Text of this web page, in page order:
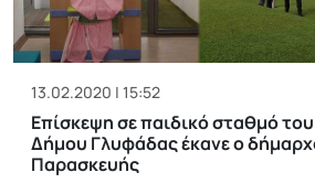
13.02.2020 | 15:52
Επίσκεψη σε παιδικό σταθμό του
Δήμου Γλυφάδας έκανε ο
Παρασκευής